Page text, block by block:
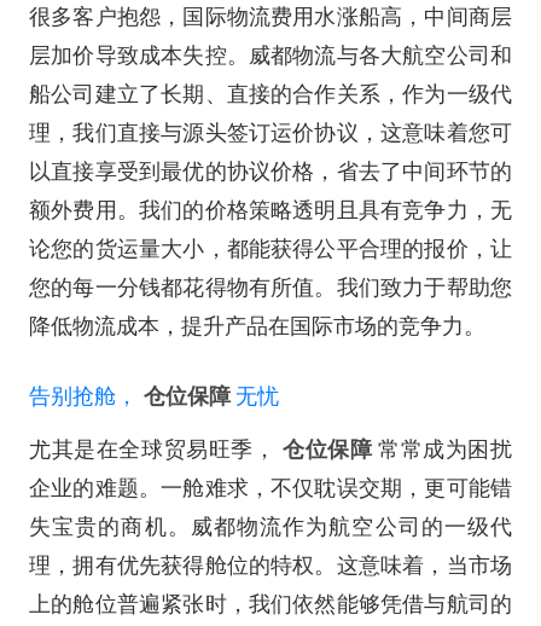
很多客户抱怨，国际物流费用水涨船高，中间商层
层加价导致成本失控。威都物流与各大航空公司和
船公司建立了长期、直接的合作关系，作为一级代
理，我们直接与源头签订运价协议，这意味着您可
以直接享受到最优的协议价格，省去了中间环节的
额外费用。我们的价格策略透明且具有竞争力，无
论您的货运量大小，都能获得公平合理的报价，让
您的每一分钱都花得物有所值。我们致力于帮助您
降低物流成本，提升产品在国际市场的竞争力。
告别抢舱， 仓位保障 无忧
尤其是在全球贸易旺季，仓位保障 常常成为困扰
企业的难题。一舱难求，不仅耽误交期，更可能错
失宝贵的商机。威都物流作为航空公司的一级代
理，拥有优先获得舱位的特权。这意味着，当市场
上的舱位普遍紧张时，我们依然能够凭借与航司的